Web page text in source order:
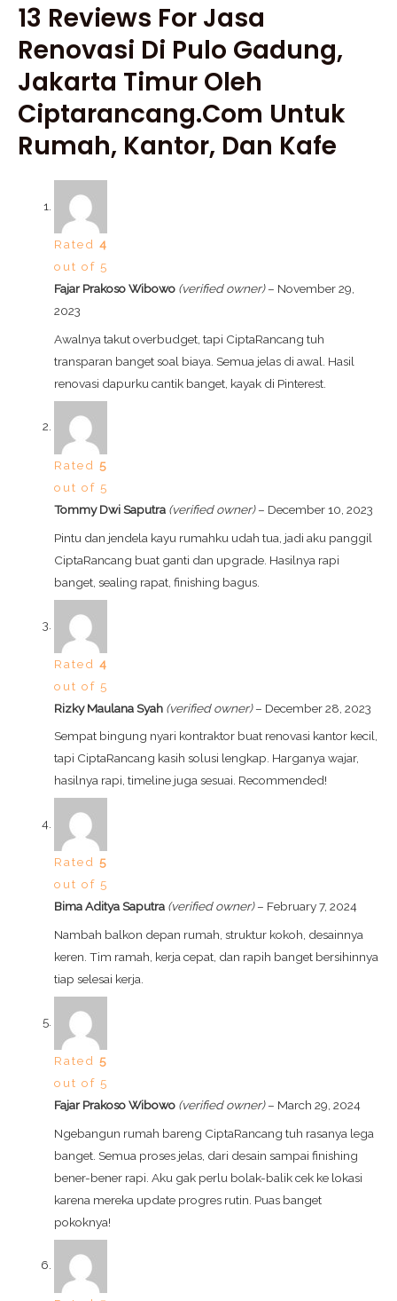
13 Reviews For Jasa
Renovasi Di Pulo Gadung,
Jakarta Timur Oleh
Ciptarancang.com Untuk
Rumah, Kantor, Dan Kafe
Rated4
out of 5
Fajar Prakoso Wibowo (verified owner) – November 29,
2023
Awalnya takut overbudget, tapi CiptaRancang tuh
transparan banget soal biaya. Semua jelas di awal. Hasil
renovasi dapurku cantik banget, kayak di Pinterest.
Rated5
out of 5
Tommy Dwi Saputra (verified owner) – December 10, 2023
Pintu dan jendela kayu rumahku udah tua, jadi aku panggil
CiptaRancang buat ganti dan upgrade. Hasilnya rapi
banget, sealing rapat, finishing bagus.
Rated4
out of 5
Rizky Maulana Syah (verified owner) – December 28, 2023
Sempat bingung nyari kontraktor buat renovasi kantor kecil,
tapi CiptaRancang kasih solusi lengkap. Harganya wajar,
hasilnya rapi, timeline juga sesuai. Recommended!
Rated5
out of 5
Bima Aditya Saputra (verified owner) – February 7, 2024
Nambah balkon depan rumah, struktur kokoh, desainnya
keren. Tim ramah, kerja cepat, dan rapih banget bersihinnya
tiap selesai kerja.
Rated5
out of 5
Fajar Prakoso Wibowo (verified owner) – March 29, 2024
Ngebangun rumah bareng CiptaRancang tuh rasanya lega
banget. Semua proses jelas, dari desain sampai finishing
bener-bener rapi. Aku gak perlu bolak-balik cek ke lokasi
karena mereka update progres rutin. Puas banget
pokoknya!